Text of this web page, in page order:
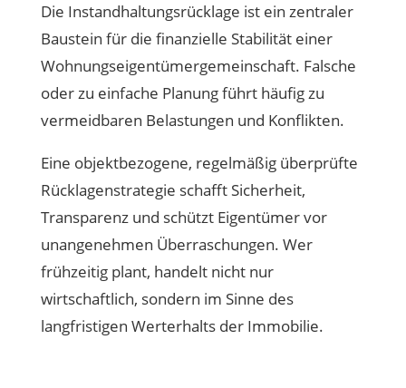
Die Instandhaltungsrücklage ist ein zentraler
Baustein für die finanzielle Stabilität einer
Wohnungseigentümergemeinschaft. Falsche
oder zu einfache Planung führt häufig zu
vermeidbaren Belastungen und Konflikten.
Eine objektbezogene, regelmäßig überprüfte
Rücklagenstrategie schafft Sicherheit,
Transparenz und schützt Eigentümer vor
unangenehmen Überraschungen. Wer
frühzeitig plant, handelt nicht nur
wirtschaftlich, sondern im Sinne des
langfristigen Werterhalts der Immobilie.